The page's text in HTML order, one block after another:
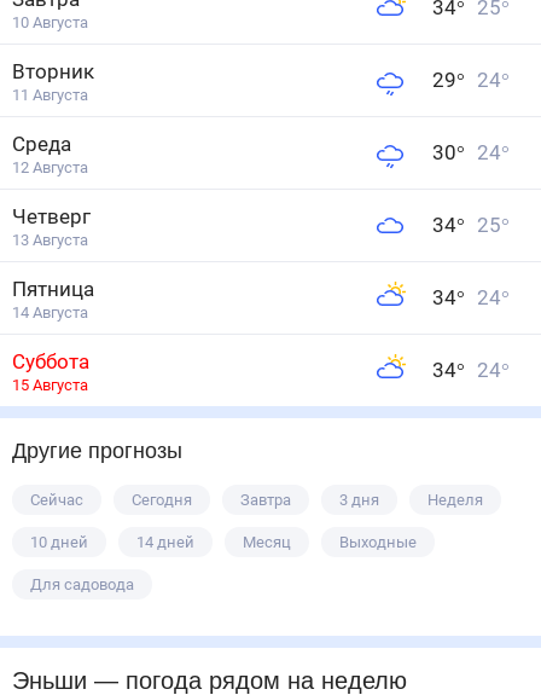
10 Августа
34° 25°
Вторник
11 Августа
29° 24°
Среда
12 Августа
30° 24°
Четверг
13 Августа
34° 25°
Пятница
14 Августа
34° 24°
Суббота
15 Августа
34° 24°
Другие прогнозы
Сейчас Сегодня Завтра 3 дня Неделя
10 дней 14 дней Месяц Выходные
Для садовода
Эньши — погода рядомна неделю